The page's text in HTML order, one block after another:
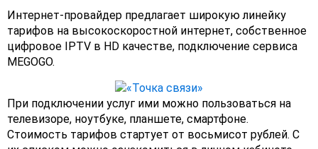
Интернет-провайдер предлагает широкую линейку
тарифов на высокоскоростной интернет, собственное
цифровое IPTV в HD качестве, подключение сервиса
MEGOGO.
При подключении услуг ими можно пользоваться на
телевизоре, ноутбуке, планшете, смартфоне.
Стоимость тарифов стартует от восьмисот рублей. С